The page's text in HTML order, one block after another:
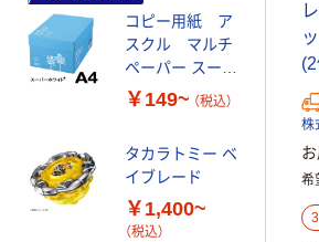
(2
株
希
コピー用紙 ア
スクル マルチ
ペーパー スーパ
ーホワイト+
￥149~ （税込）
タカラトミー ベ
イブレード
￥1,400~
（税込）